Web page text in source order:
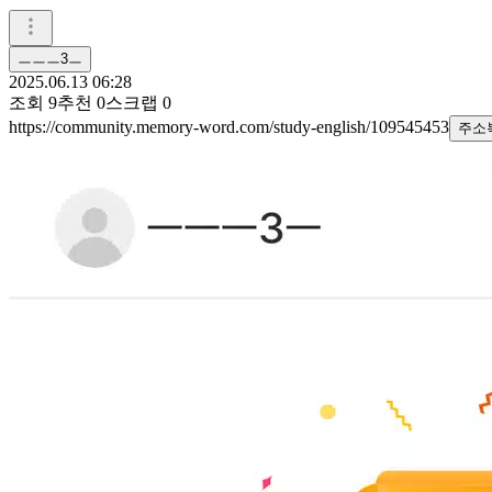
ㅡㅡㅡ3ㅡ
2025.06.13 06:28
조회 9추천 0스크랩 0
https://community.memory-word.com/study-english/109545453 주소